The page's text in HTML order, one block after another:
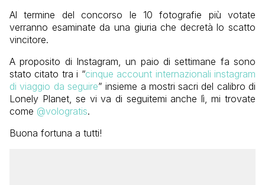
Al termine del concorso le 10 fotografie più votate
verranno esaminate da una giuria che decretà lo scatto
vincitore.
A proposito di Instagram, un paio di settimane fa sono
stato citato tra i “cinque account internazionali instagram
di viaggio da seguire” insieme a mostri sacri del calibro di
Lonely Planet, se vi va di seguitemi anche lì, mi trovate
come @vologratis.
Buona fortuna a tutti!